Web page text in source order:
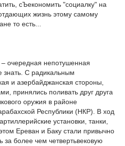
сЪекономить "социалку" на
жизнь этому самому
то есть...
очередная непотушенная
знать. С радикальным
и азербайджанская стороны,
принялись поливать друг друга
оружия в районе
Республики (НКР). В ход
установки, танки,
Ереван и Баку стали привычно
за более чем четвертьвековую